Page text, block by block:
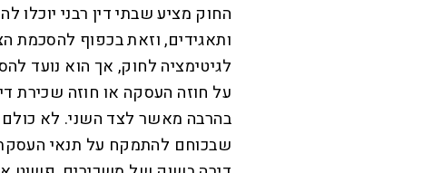
החוק מציע שבתי דין רבני יוכלו
ותאגידים, וזאת בכפוף להסכמת
לגיטימציה לחוק, אך הוא נועד
על חוזה העסקה או חוזה שכירת
בהרבה מאשר לצד השני. לא כולם
שבכוחם להתמקח על תנאי